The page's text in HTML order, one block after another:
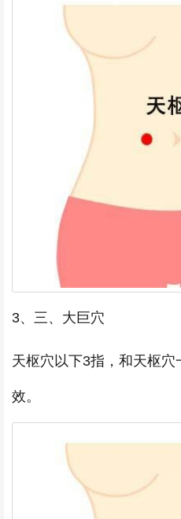
3、三、大巨穴
天枢穴以下3指，和天枢
效。